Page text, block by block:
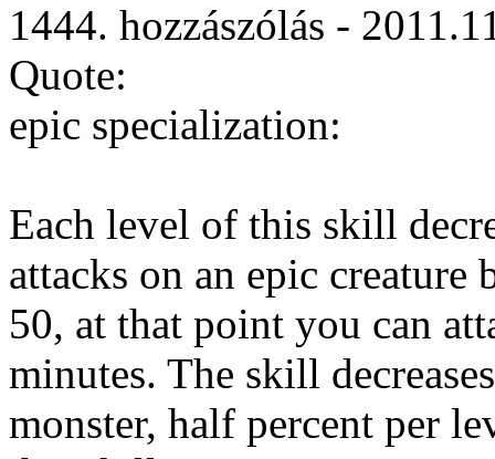
1444. hozzászólás -
Quote:
epic specialization:
Each level of this skill
attacks on an epic
50, at that point you can
minutes. The skill
monster, half percent per